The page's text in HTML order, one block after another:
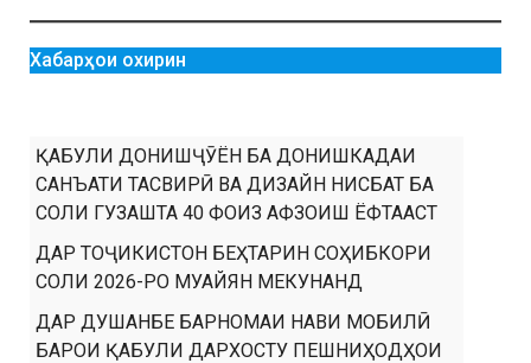
Хабарҳои охирин
ҚАБУЛИ ДОНИШҶӮЁН БА ДОНИШКАДАИ
САНЪАТИ ТАСВИРӢ ВА ДИЗАЙН НИСБАТ БА
СОЛИ ГУЗАШТА 40 ФОИЗ АФЗОИШ ЁФТААСТ
ДАР ТОҶИКИСТОН БЕҲТАРИН СОҲИБКОРИ
СОЛИ 2026-РО МУАЙЯН МЕКУНАНД
ДАР ДУШАНБЕ БАРНОМАИ НАВИ МОБИЛӢ
БАРОИ ҚАБУЛИ ДАРХОСТУ ПЕШНИҲОДҲОИ